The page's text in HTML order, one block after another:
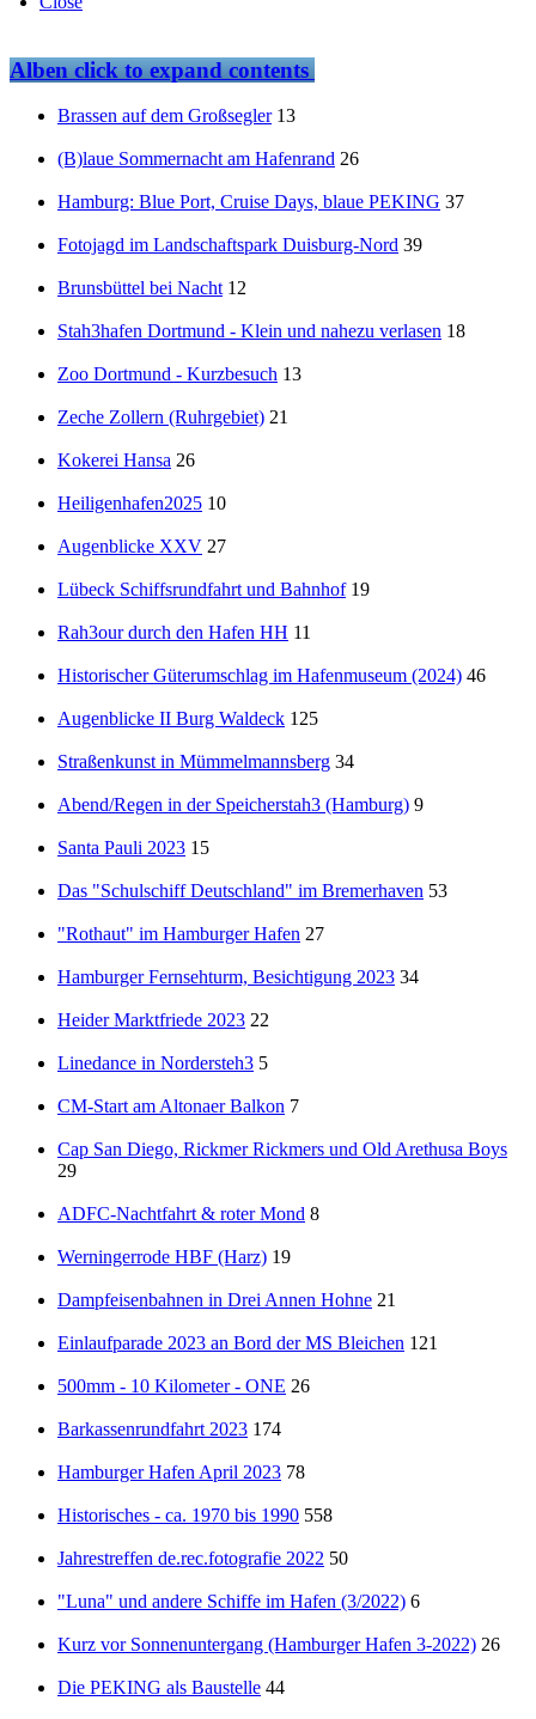
Albenclick to expand contents
Brassen auf dem Großsegler 13
(B)laue Sommernacht am Hafenrand 26
Hamburg: Blue Port, Cruise Days, blaue PEKING 37
Fotojagd im Landschaftspark Duisburg-Nord 39
Brunsbüttel bei Nacht 12
Stah3hafen Dortmund - Klein und nahezu verlasen 18
Zoo Dortmund - Kurzbesuch 13
Zeche Zollern (Ruhrgebiet) 21
Kokerei Hansa 26
Heiligenhafen2025 10
Augenblicke XXV 27
Lübeck Schiffsrundfahrt und Bahnhof 19
Rah3our durch den Hafen HH 11
Historischer Güterumschlag im Hafenmuseum (2024) 46
Augenblicke II Burg Waldeck 125
Straßenkunst in Mümmelmannsberg 34
Abend/Regen in der Speicherstah3 (Hamburg) 9
Santa Pauli 2023 15
Das "Schulschiff Deutschland" im Bremerhaven 53
"Rothaut" im Hamburger Hafen 27
Hamburger Fernsehturm, Besichtigung 2023 34
Heider Marktfriede 2023 22
Linedance in Nordersteh3 5
CM-Start am Altonaer Balkon 7
Cap San Diego, Rickmer Rickmers und Old Arethusa Boys
29
ADFC-Nachtfahrt & roter Mond 8
Werningerrode HBF (Harz) 19
Dampfeisenbahnen in Drei Annen Hohne 21
Einlaufparade 2023 an Bord der MS Bleichen 121
500mm - 10 Kilometer - ONE 26
Barkassenrundfahrt 2023 174
Hamburger Hafen April 2023 78
Historisches - ca. 1970 bis 1990 558
Jahrestreffen de.rec.fotografie 2022 50
"Luna" und andere Schiffe im Hafen (3/2022) 6
Kurz vor Sonnenuntergang (Hamburger Hafen 3-2022) 26
Die PEKING als Baustelle 44